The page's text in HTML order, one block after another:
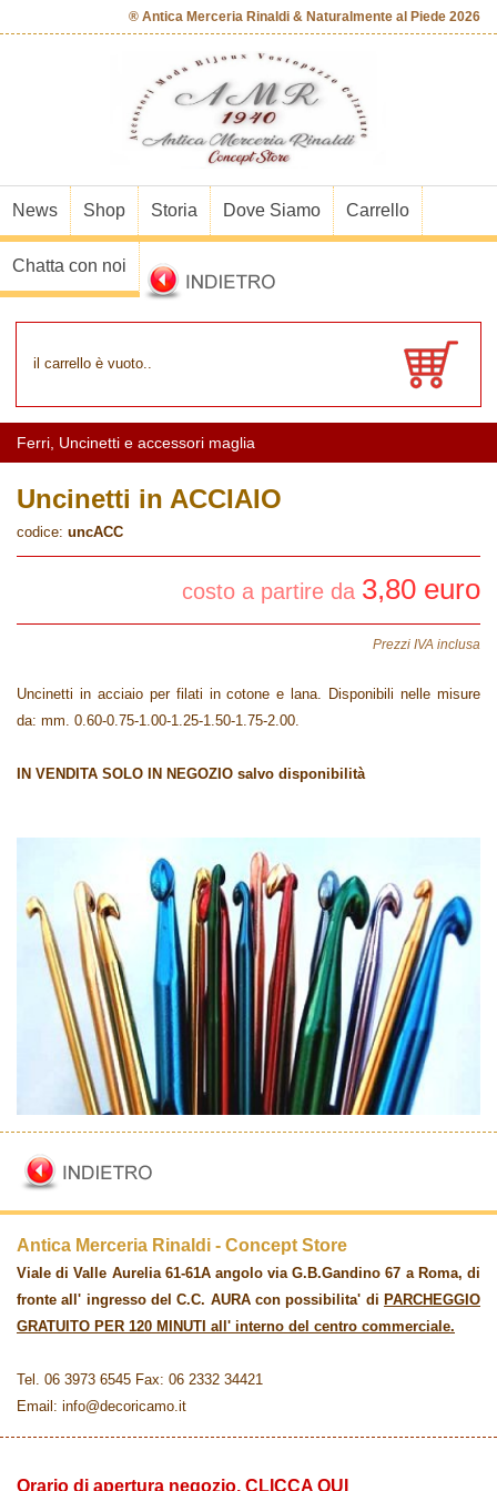
® Antica Merceria Rinaldi & Naturalmente al Piede 2026
News Shop Storia Dove Siamo Carrello
Chatta con noi
il carrello è vuoto..
Ferri, Uncinetti e accessori maglia
Uncinetti in ACCIAIO
codice: uncACC
costo a partire da 3,80 euro
Prezzi IVA inclusa
Uncinetti in acciaio per filati in cotone e lana. Disponibili nelle misure
da: mm. 0.60-0.75-1.00-1.25-1.50-1.75-2.00.
IN VENDITA SOLO IN NEGOZIO salvo disponibilità
Antica Merceria Rinaldi - Concept Store
Viale di Valle Aurelia 61-61A angolo via G.B.Gandino 67 a Roma, di
fronte all' ingresso del C.C. AURA con possibilita' di PARCHEGGIO
GRATUITO PER 120 MINUTI all' interno del centro commerciale.
Tel. 06 3973 6545 Fax: 06 2332 34421
Email: info@decoricamo.it
Orario di apertura negozio, CLICCA QUI